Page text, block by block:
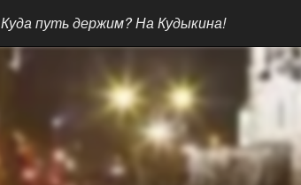
Куда путь держим? На Кудыкина!